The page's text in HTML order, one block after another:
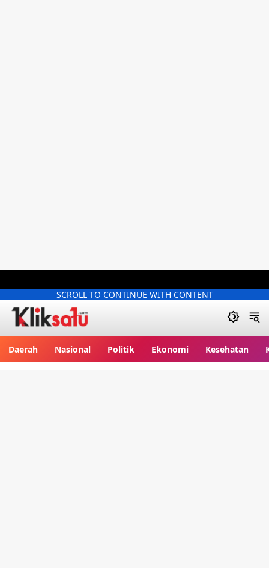
SCROLL TO CONTINUE WITH CONTENT
Daerah Nasional Politik Ekonomi Kesehatan